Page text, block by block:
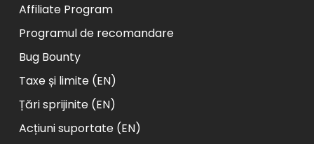
Affiliate Program
Programul de recomandare
Bug Bounty
Taxe și limite (EN)
Țări sprijinite (EN)
Acțiuni suportate (EN)